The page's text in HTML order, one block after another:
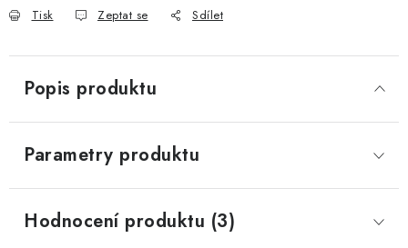
Tisk Zeptat se Sdílet
Popis produktu
Parametry produktu
Hodnocení produktu (3)